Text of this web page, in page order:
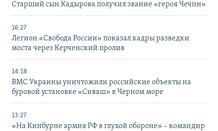
Старший сын Кадырова получил звание «героя Чечни»
16:27
Легион «Свобода России» показал кадры разведки
моста через Керченский пролив
14:18
ВМС Украины уничтожили российские объекты на
буровой установке «Сиваш» в Черном море
13:27
«На Кинбурне армия РФ в глухой обороне» – командир